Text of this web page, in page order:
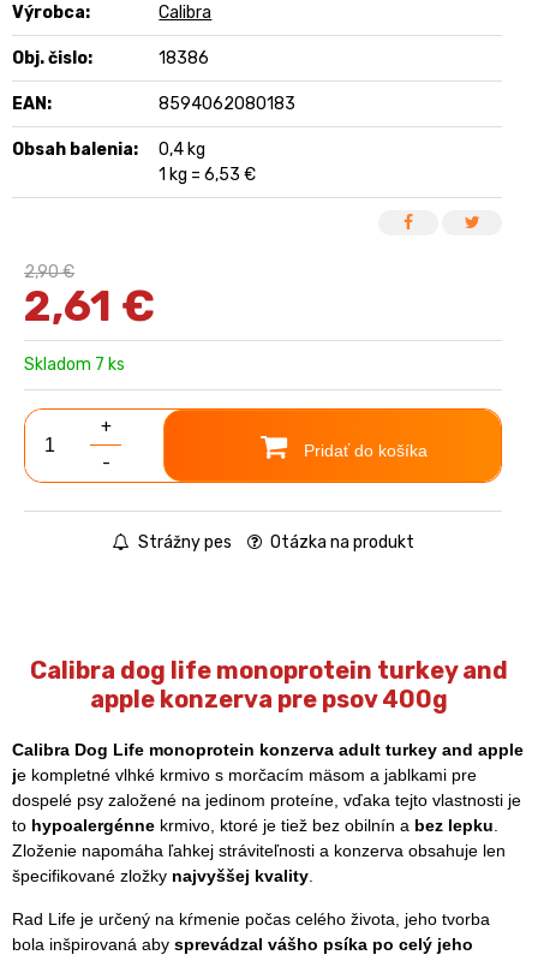
Výrobca: Calibra
Obj. čislo: 18386
EAN: 8594062080183
Obsah balenia:
0,4 kg
1 kg = 6,53 €
2,90 €
2,61 €
Skladom 7 ks
+
-
Pridať do košíka
Strážny pes Otázka na produkt
Calibra dog life monoprotein turkey and
apple konzerva pre psov 400g
Calibra Dog Life monoprotein konzerva adult turkey and apple
je kompletné vlhké krmivo s morčacím mäsom a jablkami pre
dospelé psy založené na jedinom proteíne, vďaka tejto vlastnosti je
to hypoalergénne krmivo, ktoré je tiež bez obilnín a bez lepku
Zloženie napomáha ľahkej stráviteľnosti a konzerva obsahuje len
špecifikované zložky najvyššej kvality
Rad Life je určený na kŕmenie počas celého života, jeho tvorba
bola inšpirovaná aby sprevádzal vášho psíka po celý jeho